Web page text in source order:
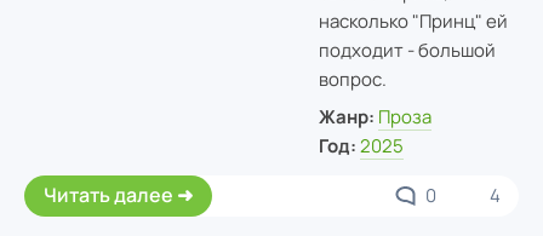
насколько "Принц" ей
подходит - большой
вопрос.
Жанр: Проза
Год: 2025
Читать далее 0 4